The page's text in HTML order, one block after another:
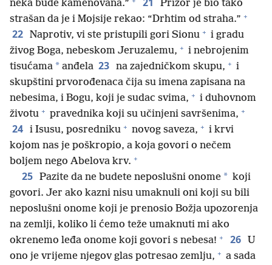
neka bude kamenovana.”
Prizor je bio tako
strašan da je i Mojsije rekao: “Drhtim od straha.” +
22 Naprotiv, vi ste pristupili gori Sionu + i gradu
živog Boga, nebeskom Jeruzalemu, + i nebrojenim
tisućama * anđela 23 na zajedničkom skupu, + i
skupštini prvorođenaca čija su imena zapisana na
nebesima, i Bogu, koji je sudac svima, + i duhovnom
životu + pravednika koji su učinjeni savršenima, +
24 i Isusu, posredniku + novog saveza, + i krvi
kojom nas je poškropio, a koja govori o nečem
boljem nego Abelova krv. +
25 Pazite da ne budete neposlušni onome * koji
govori. Jer ako kazni nisu umaknuli oni koji su bili
neposlušni onome koji je prenosio Božja upozorenja
na zemlji, koliko li ćemo teže umaknuti mi ako
okrenemo leđa onome koji govori s nebesa! + 26
U
ono je vrijeme njegov glas potresao zemlju, + a sada